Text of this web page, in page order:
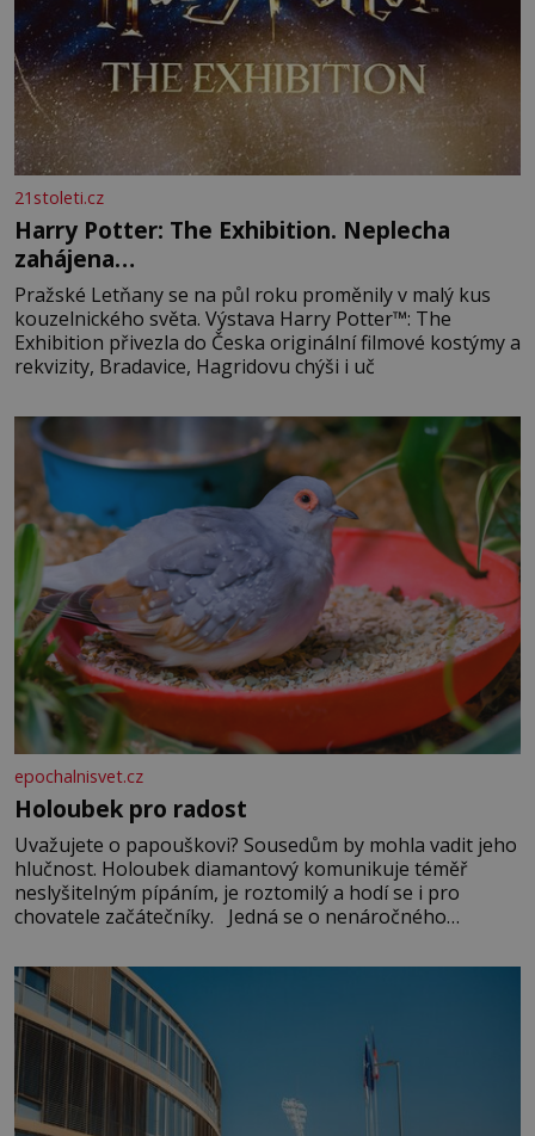
21stoleti.cz
Harry Potter: The Exhibition. Neplecha
zahájena…
Pražské Letňany se na půl roku proměnily v malý kus
kouzelnického světa. Výstava Harry Potter™: The
Exhibition přivezla do Česka originální filmové kostýmy a
rekvizity, Bradavice, Hagridovu chýši i uč
epochalnisvet.cz
Holoubek pro radost
Uvažujete o papouškovi? Sousedům by mohla vadit jeho
hlučnost. Holoubek diamantový komunikuje téměř
neslyšitelným pípáním, je roztomilý a hodí se i pro
chovatele začátečníky. Jedná se o nenáročného
času tráví na zemi, kde sbírá zbytky semínek Jeho
domovinou je prakticky celá Austrálie s výjimkou
pobřežní oblasti.